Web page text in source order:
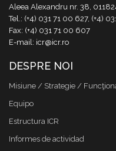
Aleea Alexandru nr. 38,
Tel.: (+4) 031 71 00 627, (+4)
Fax: (+4) 031 71 00 607
E-mail: icr@icr.ro
DESPRE NOI
Misiune / Strategie /
Equipo
Estructura ICR
Informes de actividad